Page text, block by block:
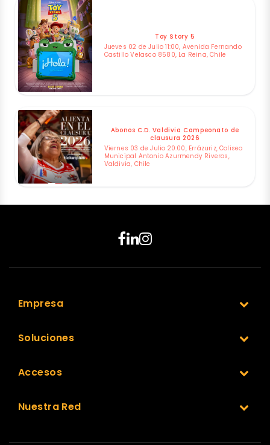
Toy Story 5
Jueves 02 de Julio 11:00, Avenida Fernando
Castillo Velasco 8580, La Reina, Chile
Abonos C.D. Valdivia Campeonato de
clausura 2026
Viernes 03 de Julio 20:00, Errázuriz, Coliseo
Municipal Antonio Azurmendy Riveros,
Valdivia, Chile
Empresa
Soluciones
Accesos
Nuestra Red